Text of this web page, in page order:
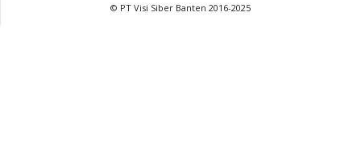
© PT Visi Siber Banten 2016-2025